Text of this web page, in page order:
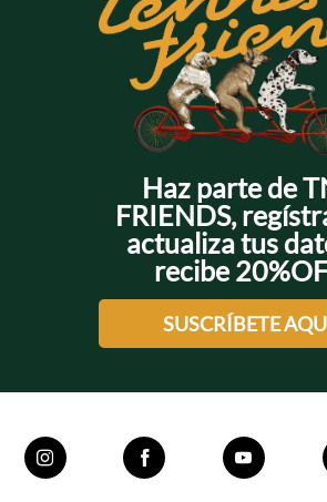
Haz parte de
FRIENDS,
actualiza tus
recibe
SUSCRÍBETE